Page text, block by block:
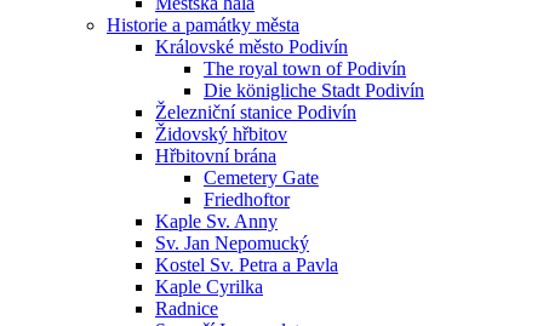
Historie a památky města
Královské město Podivín
The royal town of Podivín
Die königliche Stadt Podivín
Železniční stanice Podivín
Židovský hřbitov
Hřbitovní brána
Cemetery Gate
Friedhoftor
Kaple Sv. Anny
Sv. Jan Nepomucký
Kostel Sv. Petra a Pavla
Kaple Cyrilka
Radnice